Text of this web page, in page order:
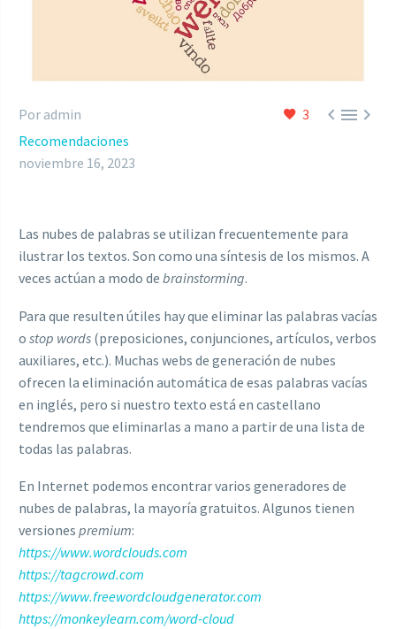
3 
Por admin
Recomendaciones
noviembre 16, 2023
Las nubes de palabras se utilizan frecuentemente para
ilustrar los textos. Son como una síntesis de los mismos. A
veces actúan a modo de brainstorming.
Para que resulten útiles hay que eliminar las palabras vacías
o stop words (preposiciones, conjunciones, artículos, verbos
auxiliares, etc.). Muchas webs de generación de nubes
ofrecen la eliminación automática de esas palabras vacías
en inglés, pero si nuestro texto está en castellano
tendremos que eliminarlas a mano a partir de una lista de
todas las palabras.
En Internet podemos encontrar varios generadores de
nubes de palabras, la mayoría gratuitos. Algunos tienen
versiones premium:
https://www.wordclouds.com
https://tagcrowd.com
https://www.freewordcloudgenerator.com
https://monkeylearn.com/word-cloud